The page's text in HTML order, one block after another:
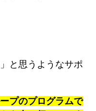
と思うようなサポ
プのプログラムで